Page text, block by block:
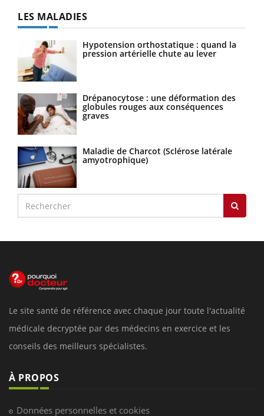
LES MALADIES
Hypotension orthostatique : quand la
pression artérielle chute au lever
Drépanocytose : une déformation des
globules rouges aux conséquences
graves
Maladie de Charcot (Sclérose latérale
amyotrophique)
Le site santé de référence avec chaque jour toute l'actualité
médicale decryptée par des médecins en exercice et les
conseils des meilleurs spécialistes.
À PROPOS
Données personnelles et cookies